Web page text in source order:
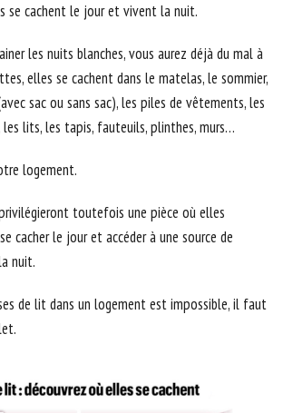
se cachent le jour et vivent la nuit.
les nuits blanches, vous aurez déjà du mal à
elles se cachent dans le matelas, le sommier,
sac ou sans sac), les piles de vêtements, les
les lits, les tapis, fauteuils, plinthes, murs…
logement.
toutefois une pièce où elles
cacher le jour et accéder à une source de
nuit.
de lit dans un logement est impossible, il faut